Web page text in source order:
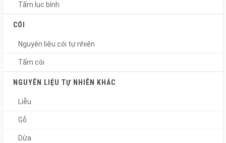
Tấm lục bình
CÓI
Nguyên liệu cói tự nhiên
Tấm cói
NGUYÊN LIỆU TỰ NHIÊN KHÁC
Liễu
Gỗ
Dừa